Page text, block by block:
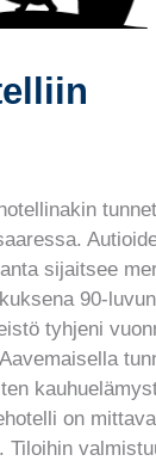
sijaitsee
90-
tyhjeni
on
Tiloihin